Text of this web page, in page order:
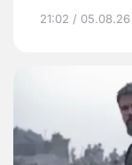
21:02 / 05.08.26